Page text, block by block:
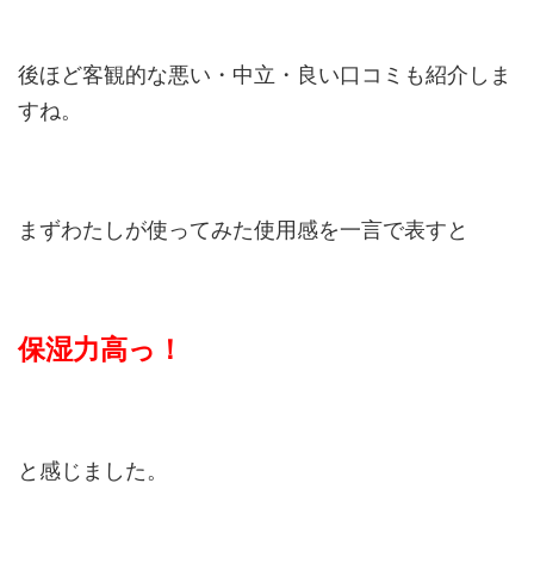
後ほど客観的な悪い・中立・良い口コミも紹介しま
すね。
まずわたしが使ってみた使用感を一言で表すと
保湿力高っ！
と感じました。